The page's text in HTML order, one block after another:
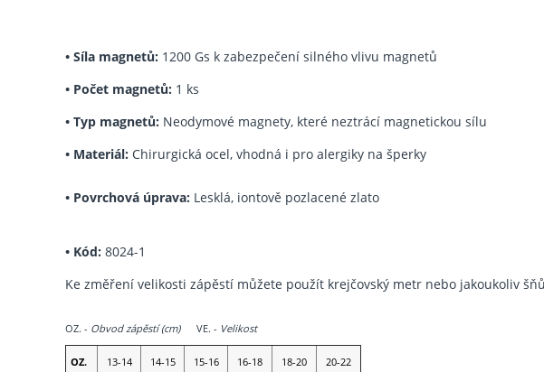
• Síla magnetů: 1200 Gs k zabezpečení silného vlivu magnetů
• Počet magnetů: 1 ks
• Typ magnetů: Neodymové magnety, které neztrácí magnetickou sílu
• Materiál: Chirurgická ocel, vhodná i pro alergiky na šperky
• Povrchová úprava: Lesklá, iontově pozlacené zlato
• Kód: 8024-1
Ke změření velikosti zápěstí můžete použít krejčovský metr nebo jakoukoliv
OZ. - Obvod zápěstí(cm)VE. - Velikost
OZ. 13-14 14-15 15-16 16-18 18-20 20-22